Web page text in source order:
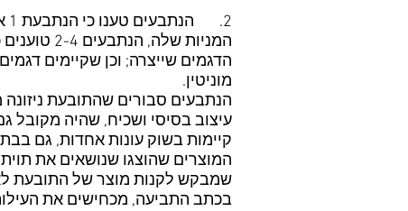
המניות
הדגמים שייצרה; וכן שקיימים
מוניטין.
הנתבעים סבורים שהתובעת
עיצוב בסיסי ושכיח, שהיה מקובל
קיימות בשוק עונות אחדות, גם
המוצרים שהוצגו שנושאים את תוית
שמבקש לקנות מוצר של התובעת
בכתב התביעה, מכחישים את